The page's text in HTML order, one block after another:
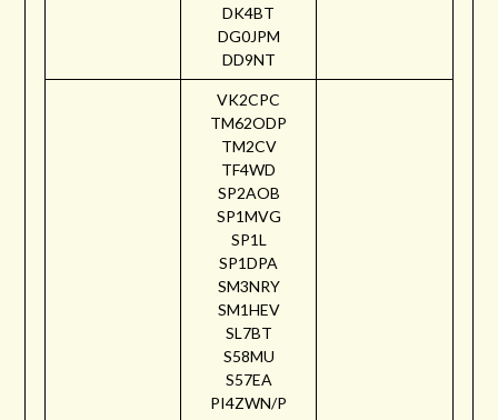
DK4BT
DG0JPM
DD9NT
VK2CPC
TM62ODP
TM2CV
TF4WD
SP2AOB
SP1MVG
SP1L
SP1DPA
SM3NRY
SM1HEV
SL7BT
S58MU
S57EA
PI4ZWN/P